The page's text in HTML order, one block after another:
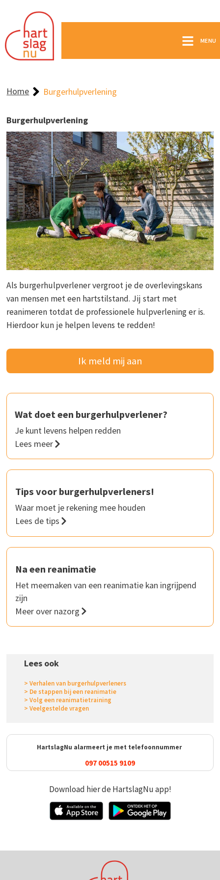
MENU
Home Burgerhulpverlening
Burgerhulpverlening
Als burgerhulpverlener vergroot je de overlevingskans
van mensen met een hartstilstand. Jij start met
reanimeren totdat de professionele hulpverlening er is.
Hierdoor kun je helpen levens te redden!
Ik meld mij aan
Wat doet een burgerhulpverlener?
Je kunt levens helpen redden
Lees meer
Tips voor burgerhulpverleners!
Waar moet je rekening mee houden
Lees de tips
Na een reanimatie
Het meemaken van een reanimatie kan ingrijpend
zijn
Meer over nazorg
Lees ook
> Verhalen van burgerhulpverleners
> De stappen bij een reanimatie
> Volg een reanimatietraining
> Veelgestelde vragen
HartslagNu alarmeert je met telefoonnummer
097 00515 9109
Download hier de HartslagNu app!